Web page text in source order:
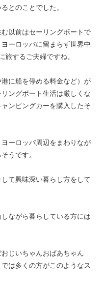
とのことでした。
以前はセーリングボートで
ーロッパに留まらず世界中
するご夫婦ですね。
に船を停める料金など）が
ングボート生活は厳しくな
ンピングカーを購入したそ
ーロッパ周辺をまわりなが
うです。
て興味深い暮らし方をして
ながら暮らしている方には
じいちゃんおばあちゃん
は多くの方がこのようなス